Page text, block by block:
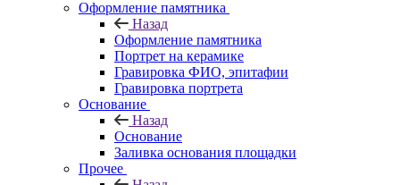
Оформление памятника
Назад
Оформление памятника
Портрет на керамике
Гравировка ФИО, эпитафии
Гравировка портрета
Основание
Назад
Основание
Заливка основания площадки
Прочее